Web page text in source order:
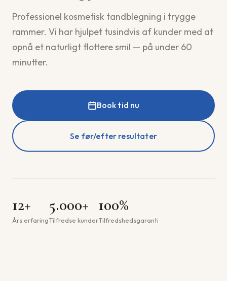
Professionel kosmetisk tandblegning i trygge
rammer. Vi har hjulpet tusindvis af kunder med at
opnå et naturligt flottere smil — på under 60
minutter.
Book tid nu
Se før/efter resultater
12+
Års erfaring
5.000+
Tilfredse kunder
100%
Tilfredshedsgaranti